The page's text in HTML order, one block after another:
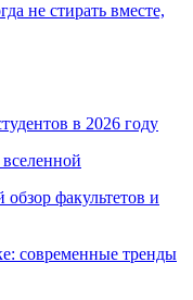
не стирать вместе,
в 2026 году
факультетов и
современные тренды